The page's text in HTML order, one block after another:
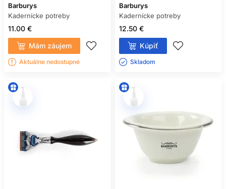
Barburys
Kadernícke potreby
11.00 €
Mám záujem
Aktuálne nedostupné
Barburys
Kadernícke potreby
12.50 €
Kúpiť
Skladom ㅤ